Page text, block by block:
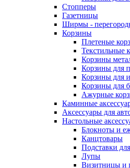
Стопперы
Газетницы
Ширмы -
Корзины
Плетеные
Текстильные
Корзины
Корзины для
Корзины для
Корзины для
Ажурные
Каминные
Аксессуары для
Настольные
Блокноты и
Канцтовары
Подставки
Лупы
Визитницы и